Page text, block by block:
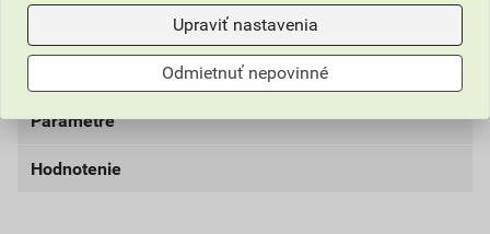
cenníkovej ceny
0,02 EUR
0,02 EUR
Parametre
balenie
Hodnotenie
Upraviť nastavenia
Odmietnuť nepovinné